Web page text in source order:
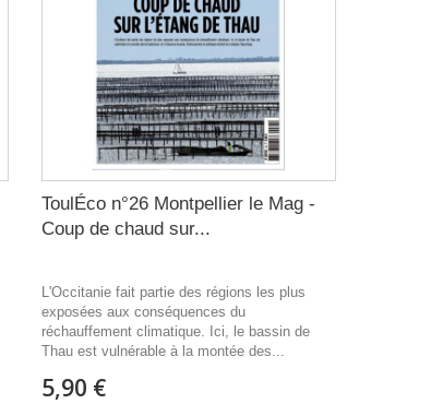
ToulÉco n°26 Montpellier le Mag -
Coup de chaud sur...
L'Occitanie fait partie des régions les plus
exposées aux conséquences du
réchauffement climatique. Ici, le bassin de
Thau est vulnérable à la montée des...
5,90 €